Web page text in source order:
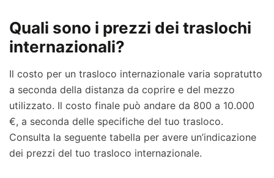
Quali sono i prezzi dei traslochi
internazionali?
Il costo per un trasloco internazionale varia sopratutto
a seconda della distanza da coprire e del mezzo
utilizzato. Il costo finale può andare da 800 a 10.000
€, a seconda delle specifiche del tuo trasloco.
Consulta la seguente tabella per avere un’indicazione
dei prezzi del tuo trasloco internazionale.